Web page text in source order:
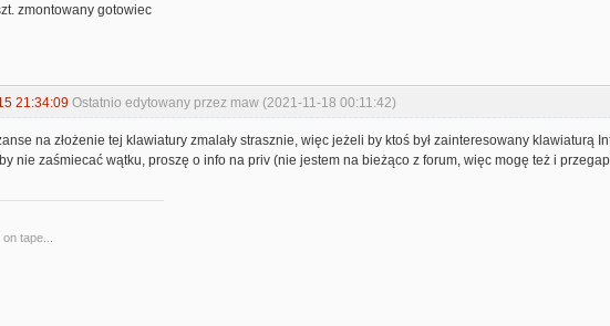
zmontowany gotowiec
21:34:09 Ostatnio edytowany przez maw (2021-11-18 00:11:42)
na złożenie tej klawiatury zmalały strasznie, więc jeżeli by ktoś był zainteresowany klawiaturą
nie zaśmiecać wątku, proszę o info na priv (nie jestem na bieżąco z forum, więc mogę też i
tape...